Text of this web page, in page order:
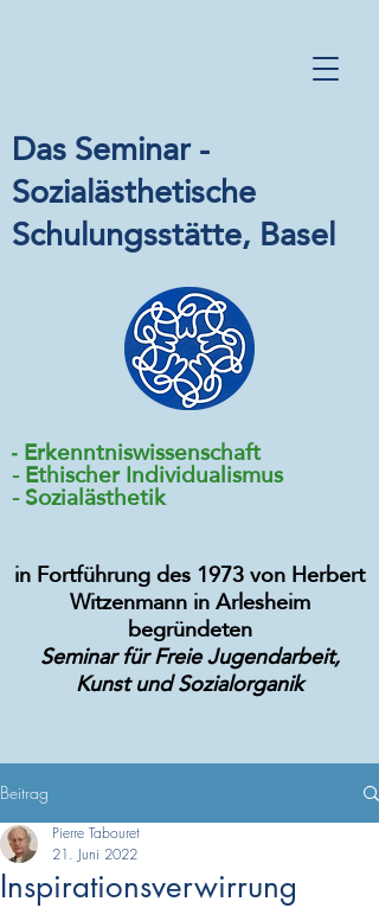
Das Seminar -
Sozialästhetische
Schulungsstätte, Basel
in Fortführung des 1973 von Herbert
Witzenmann in Arlesheim
begründeten
Seminar für Freie Jugendarbeit,
Kunst und Sozialorganik
- Erkenntniswissenschaft
- Ethischer Individualismus
- Sozialästhetik
Beitrag
Inspirationsverwirrung
Pierre Tabouret
21. Juni 2022